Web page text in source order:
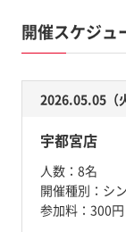
開催スケジュ
2026.05.05（
宇都宮店
人数： 8名
開催種別： シ
参加料： 300円